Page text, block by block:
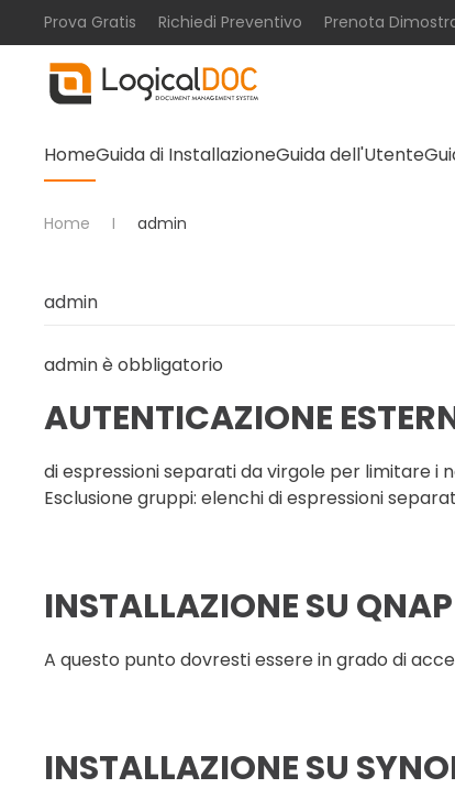
Skip to main content
Prova Gratis Richiedi Preventivo Prenota
HomeGuida di InstallazioneGuida dell'Utente
Home admin
adminè obbligatorio
AUTENTICAZIONE
di espressioni separati da virgole per limitare i
Esclusione gruppi: elenchi di espressioni
INSTALLAZIONE SU QNAP
A questo punto dovresti essere in grado di
INSTALLAZIONE SU